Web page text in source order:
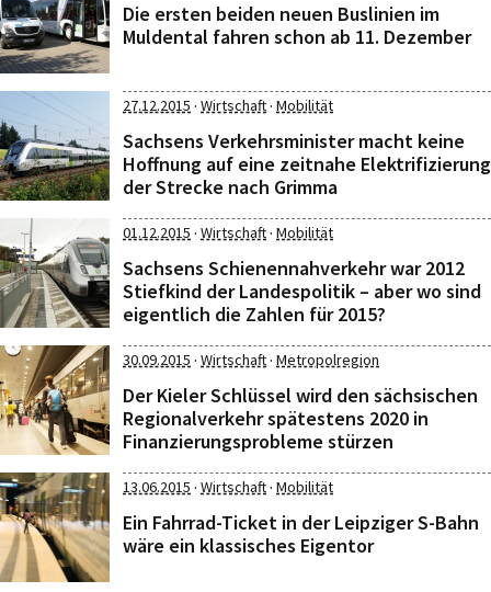
Die ersten beiden neuen Buslinien im
Muldental fahren schon ab 11. Dezember
27.12.2015 · Wirtschaft· Mobilität
Sachsens Verkehrsminister macht keine
Hoffnung auf eine zeitnahe Elektrifizierung
der Strecke nach Grimma
01.12.2015 · Wirtschaft· Mobilität
Sachsens Schienennahverkehr war 2012
Stiefkind der Landespolitik – aber wo sind
eigentlich die Zahlen für 2015?
30.09.2015 · Wirtschaft· Metropolregion
Der Kieler Schlüssel wird den sächsischen
Regionalverkehr spätestens 2020 in
Finanzierungsprobleme stürzen
13.06.2015 · Wirtschaft· Mobilität
Ein Fahrrad-Ticket in der Leipziger S-Bahn
wäre ein klassisches Eigentor